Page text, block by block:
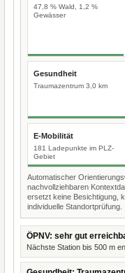
47,8 % Wald, 1,2 %
Gewässer
Gesundheit
Traumazentrum 3,0 km
E-Mobilität
181 Ladepunkte im PLZ-
Gebiet
Automatischer
nachvollziehbaren
ersetzt keine Besichtigung,
individuelle Standortprüfung.
ÖPNV: sehr gut
Nächste Station bis 500 m